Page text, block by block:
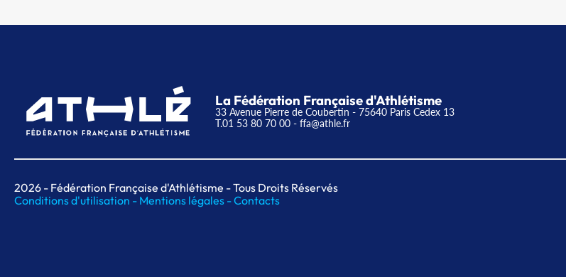
La Fédération Française d'Athlétisme
33 Avenue Pierre de Coubertin - 75640 Paris Cedex 13
T.01 53 80 70 00 - ffa@athle.fr
2026 - Fédération Française d'Athlétisme - Tous Droits Réservés
Conditions d'utilisation - Mentions légales -Contacts